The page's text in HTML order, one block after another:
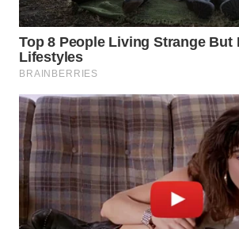
WN
INDRAMAYU
WN
WN
MAJALENGKA
WN
SUBANG